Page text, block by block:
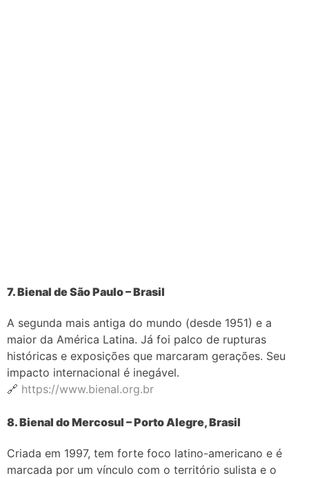
7. Bienal de São Paulo – Brasil
A segunda mais antiga do mundo (desde 1951) e a
maior da América Latina. Já foi palco de rupturas
históricas e exposições que marcaram gerações. Seu
impacto internacional é inegável.
🔗 https://www.bienal.org.br
8. Bienal do Mercosul – Porto Alegre, Brasil
Criada em 1997, tem forte foco latino-americano e é
marcada por um vínculo com o território sulista e o